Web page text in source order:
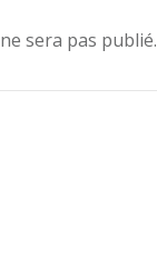
sera pas publié.